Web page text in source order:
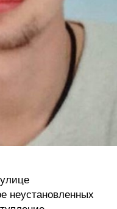
неустановленных